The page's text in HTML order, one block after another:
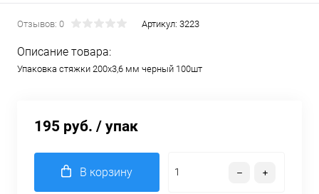
Отзывов: 0 Артикул: 3223
Описание товара:
Упаковка стяжки 200х3,6 мм черный 100шт
195 руб. / упак
В корзину